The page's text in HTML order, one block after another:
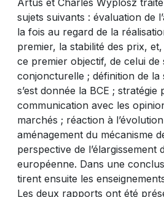
Artus et Charles Wyplosz
sujets suivants : évaluation de
la fois au regard de la
premier, la stabilité des prix,
ce premier objectif, de celui de
conjoncturelle ; définition de la
s’est donnée la BCE ; stratégie
communication avec les
marchés ; réaction à
aménagement du mécanisme
perspective de l’élargissement
européenne. Dans une
tirent ensuite les
Les deux rapports ont été